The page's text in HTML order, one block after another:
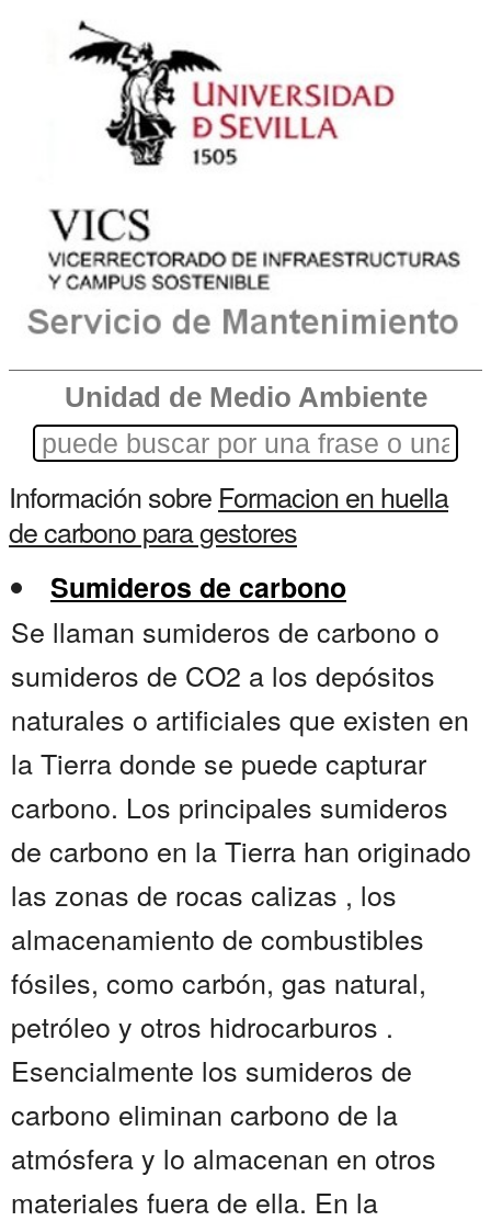
Unidad de Medio Ambiente
Información sobre Formacion en huella
de carbono para gestores
Sumideros de carbono
Se llaman sumideros de carbono o
sumideros de CO2 a los depósitos
naturales o artificiales que existen en
la Tierra donde se puede capturar
carbono. Los principales sumideros
de carbono en la Tierra han originado
las zonas de rocas calizas , los
almacenamiento de combustibles
fósiles, como carbón, gas natural,
petróleo y otros hidrocarburos .
Esencialmente los sumideros de
carbono eliminan carbono de la
atmósfera y lo almacenan en otros
materiales fuera de ella. En la